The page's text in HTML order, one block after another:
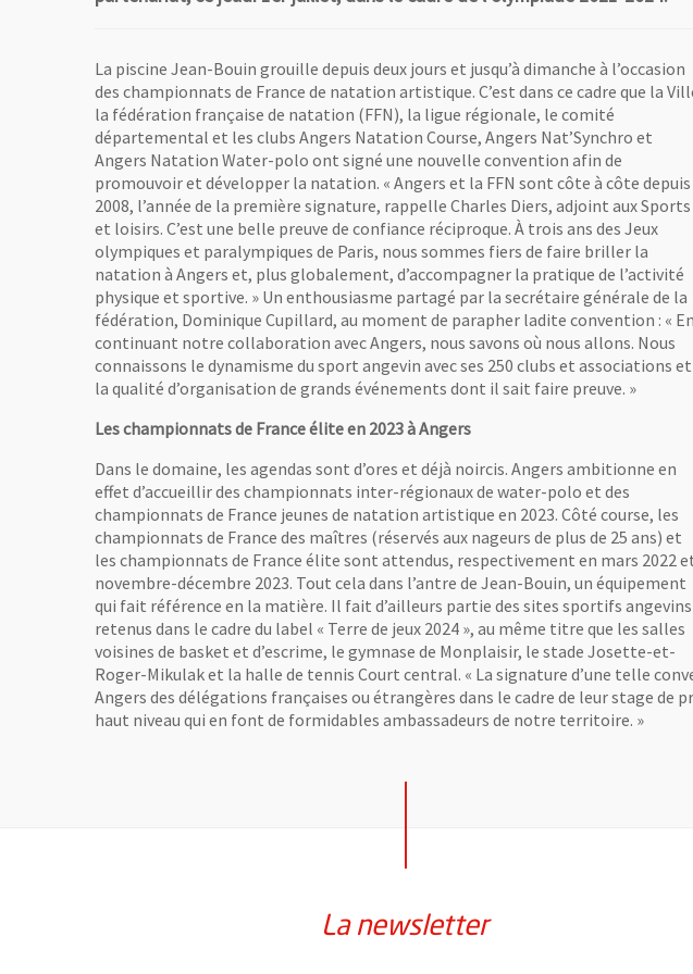
La piscine Jean-Bouin grouille depuis deux jours et jusqu’à dimanche à l’occasion
des championnats de France de natation artistique. C’est dans ce cadre que la
la fédération française de natation (FFN), la ligue régionale, le comité
départemental et les clubs Angers Natation Course, Angers Nat’Synchro et
Angers Natation Water-polo ont signé une nouvelle convention afin de
promouvoir et développer la natation. « Angers et la FFN sont côte à côte depuis
2008, l’année de la première signature, rappelle Charles Diers, adjoint aux Sports
et loisirs. C’est une belle preuve de confiance réciproque. À trois ans des Jeux
olympiques et paralympiques de Paris, nous sommes fiers de faire briller la
natation à Angers et, plus globalement, d’accompagner la pratique de l’activité
physique et sportive. » Un enthousiasme partagé par la secrétaire générale de la
fédération, Dominique Cupillard, au moment de parapher ladite convention : « En
continuant notre collaboration avec Angers, nous savons où nous allons. Nous
connaissons le dynamisme du sport angevin avec ses 250 clubs et associations et
la qualité d’organisation de grands événements dont il sait faire preuve. »
Les championnats de France élite en 2023 à Angers
Dans le domaine, les agendas sont d’ores et déjà noircis. Angers ambitionne en
effet d’accueillir des championnats inter-régionaux de water-polo et des
championnats de France jeunes de natation artistique en 2023. Côté course, les
championnats de France des maîtres (réservés aux nageurs de plus de 25 ans) et
les championnats de France élite sont attendus, respectivement en mars 2022
novembre-décembre 2023. Tout cela dans l’antre de Jean-Bouin, un équipement
qui fait référence en la matière. Il fait d’ailleurs partie des sites sportifs angevins
retenus dans le cadre du label « Terre de jeux 2024 », au même titre que les salles
voisines de basket et d’escrime, le gymnase de Monplaisir, le stade Josette-et-
Roger-Mikulak et la halle de tennis Court central. « La signature d’une telle
Angers des délégations françaises ou étrangères dans le cadre de leur stage
haut niveau qui en font de formidables ambassadeurs de notre territoire. »
La newsletter